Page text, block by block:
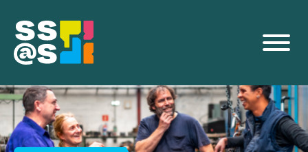
Voor Bedrijven
Events
Team